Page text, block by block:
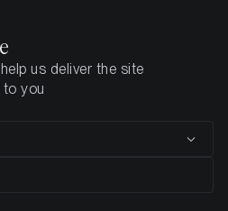
Recherche
qu’en anglais
us deliver the site
to you